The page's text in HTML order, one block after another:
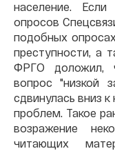
население.
опросов
подобных
преступности, а
ФРГО доложил,
вопрос "низкой
сдвинулась вниз
проблем. Такое
возражение
читающих